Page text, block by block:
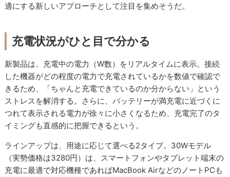
適にする新しいアプローチとして注目を集めそうだ。
充電状況がひと目で分かる
新製品は、充電中の電力（W数）をリアルタイムに表示。接続
した機器がどの程度の電力で充電されているかを数値で確認で
きるため、「ちゃんと充電できているのか分からない」という
ストレスを解消する。さらに、バッテリーが満充電に近づくに
つれて表示される電力が徐々に小さくなるため、充電完了のタ
イミングも直感的に把握できるという。
ラインアップは、用途に応じて選べる2タイプ。30Wモデル
（実勢価格は3280円）は、スマートフォンやタブレット端末の
充電に最適で対応機種であればMacBook AirなどのノートPCも